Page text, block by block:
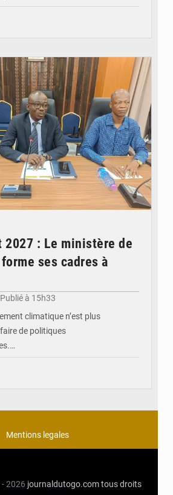
2027 : Le ministère de
forme ses cadres à
Publié à 15h33
climatique n’est plus
de politiques
Mentions legales
2026 journaldutogo.comtous droits